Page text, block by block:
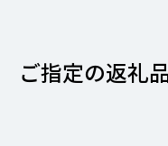
ご指定の返礼